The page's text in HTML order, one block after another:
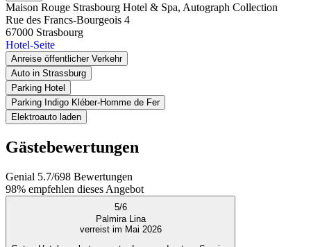
Maison Rouge Strasbourg Hotel & Spa, Autograph Collection
Rue des Francs-Bourgeois 4
67000 Strasbourg
Hotel-Seite
Anreise öffentlicher Verkehr
Auto in Strassburg
Parking Hotel
Parking Indigo Kléber-Homme de Fer
Elektroauto laden
Gästebewertungen
Genial 5.7/698 Bewertungen
98% empfehlen dieses Angebot
5/6
Palmira Lina
verreist im Mai 2026